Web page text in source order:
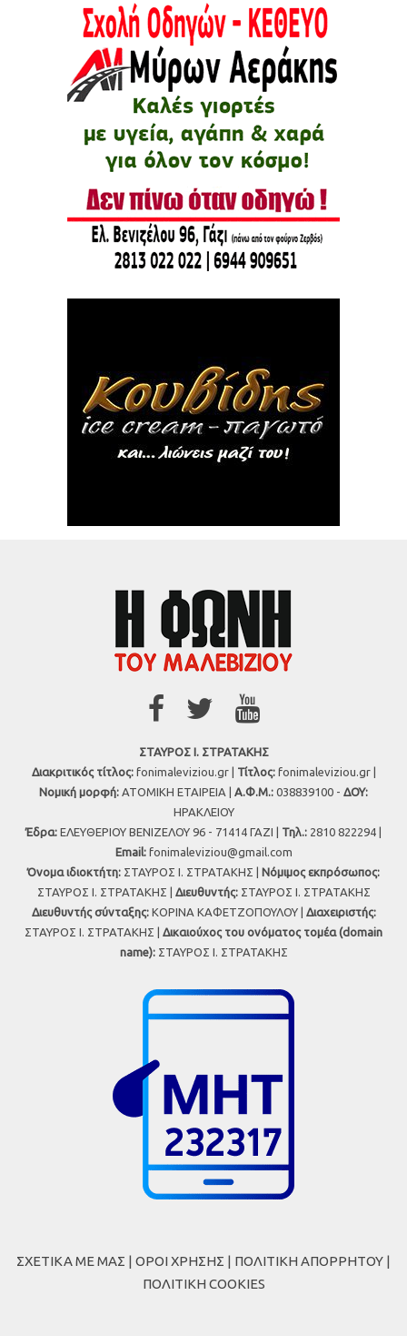
ΣΤΑΥΡΟΣ Ι. ΣΤΡΑΤΑΚΗΣ
Διακριτικός τίτλος:fonimaleviziou.gr | Τίτλος:fonimaleviziou.gr |
Νομική μορφή: ΑΤΟΜΙΚΗ ΕΤΑΙΡΕΙΑ | Α.Φ.Μ.: 038839100 - ΔΟΥ:
ΗΡΑΚΛΕΙΟΥ
Έδρα: ΕΛΕΥΘΕΡΙΟΥ ΒΕΝΙΖΕΛΟΥ 96 - 71414 ΓΑΖΙ | Τηλ.: 2810 822294 |
Εmail: fonimaleviziou@gmail.com
Όνομα ιδιοκτήτη: ΣΤΑΥΡΟΣ Ι. ΣΤΡΑΤΑΚΗΣ | Νόμιμος εκπρόσωπος:
ΣΤΑΥΡΟΣ Ι. ΣΤΡΑΤΑΚΗΣ | Διευθυντής:ΣΤΑΥΡΟΣ Ι. ΣΤΡΑΤΑΚΗΣ
Διευθυντής σύνταξης:ΚΟΡΙΝΑ ΚΑΦΕΤΖΟΠΟΥΛΟΥ | Διαχειριστής:
ΣΤΑΥΡΟΣ Ι. ΣΤΡΑΤΑΚΗΣ | Δικαιούχος του ονόματος τομέα (domain
name):ΣΤΑΥΡΟΣ Ι. ΣΤΡΑΤΑΚΗΣ
ΣΧΕΤΙΚΑ ΜΕ ΜΑΣ | ΟΡΟΙ ΧΡΗΣΗΣ | ΠΟΛΙΤΙΚΗ ΑΠΟΡΡΗΤΟΥ |
ΠΟΛΙΤΙΚΗ COOKIES